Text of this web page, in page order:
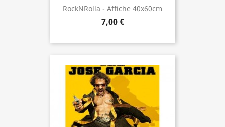
RockNRolla - Affiche 40x60cm
7,00 €